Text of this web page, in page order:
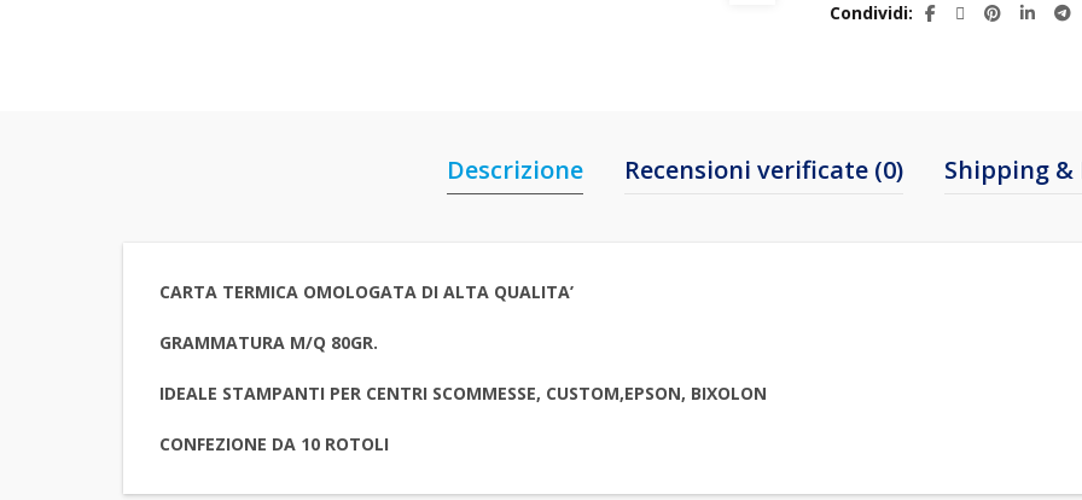
Condividi
Descrizione Recensioni verificate (0) Shipping &
CARTA TERMICA OMOLOGATA DI ALTA QUALITA’
GRAMMATURA M/Q 80GR.
IDEALE STAMPANTI PER CENTRI SCOMMESSE, CUSTOM,EPSON, BIXOLON
CONFEZIONE DA 10 ROTOLI